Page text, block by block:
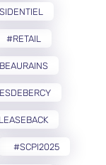
#RETAIL
#SCPI2025